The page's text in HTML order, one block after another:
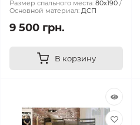
Размер спального места: 80х190
Основной материал: ДСП
9 500 грн.
В корзину